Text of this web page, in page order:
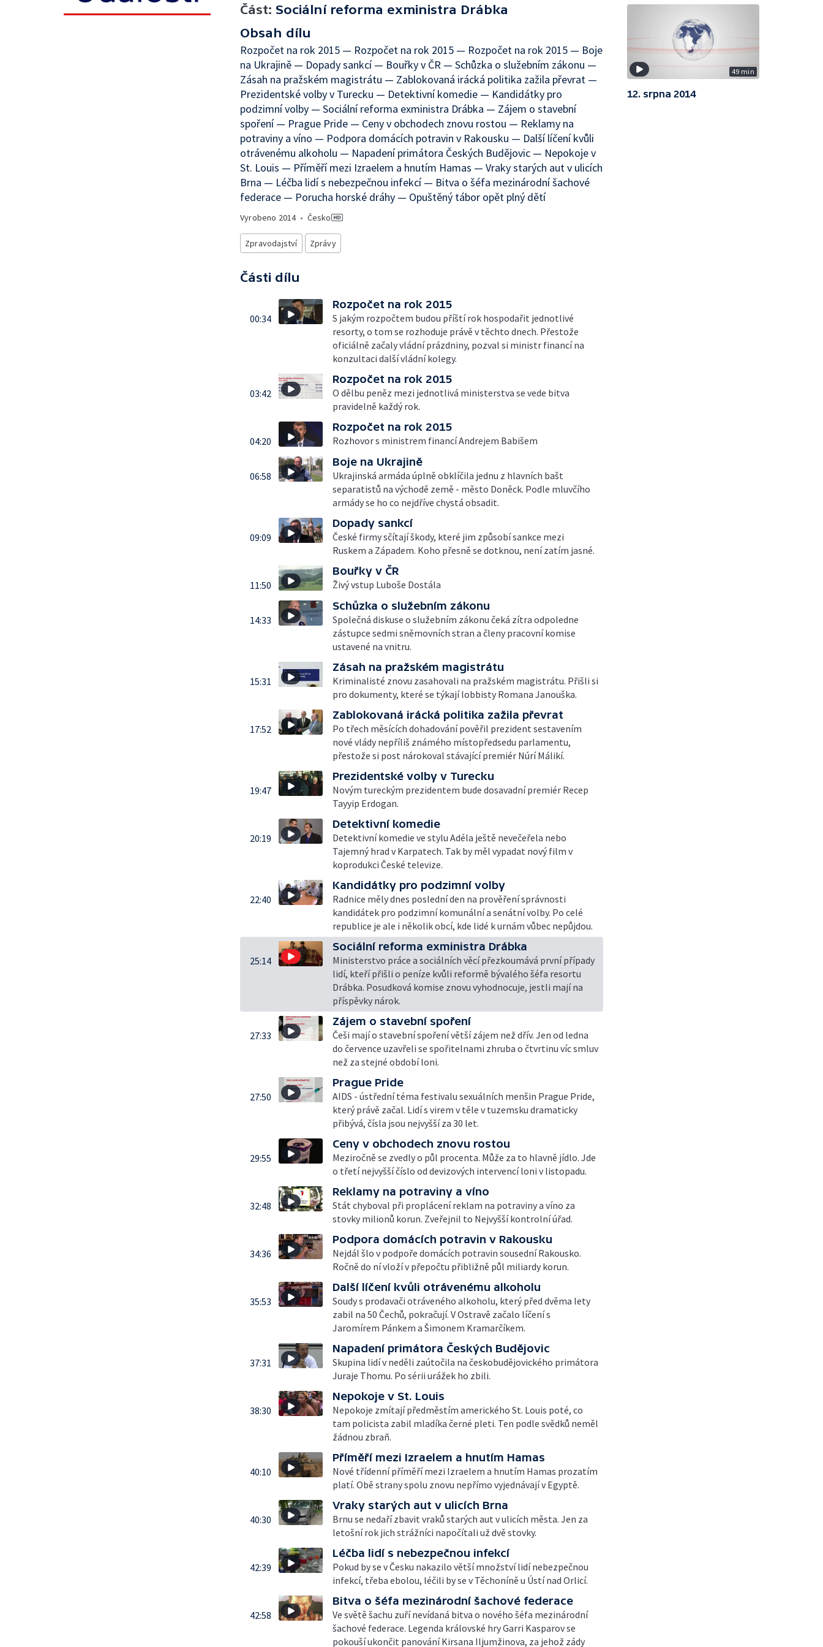
Část: Sociální reforma exministra Drábka
Obsah dílu
Rozpočet na rok 2015 — Rozpočet na rok 2015 — Rozpočet na rok 2015 — Boje
na Ukrajině — Dopady sankcí — Bouřky v ČR — Schůzka o služebním zákonu —
Zásah na pražském magistrátu — Zablokovaná irácká politika zažila převrat —
Prezidentské volby v Turecku — Detektivní komedie — Kandidátky pro
podzimní volby — Sociální reforma exministra Drábka — Zájem o stavební
spoření — Prague Pride — Ceny v obchodech znovu rostou — Reklamy na
potraviny a víno — Podpora domácích potravin v Rakousku — Další líčení kvůli
otrávenému alkoholu — Napadení primátora Českých Budějovic — Nepokoje v
St. Louis — Příměří mezi Izraelem a hnutím Hamas — Vraky starých aut v ulicích
Brna — Léčba lidí s nebezpečnou infekcí — Bitva o šéfa mezinárodní šachové
federace — Porucha horské dráhy — Opuštěný tábor opět plný dětí
Vyrobeno 2014• Česko
Zpravodajství Zprávy
Části dílu
00:34
Rozpočet na rok 2015
S jakým rozpočtem budou příští rok hospodařit jednotlivé
resorty, o tom se rozhoduje právě v těchto dnech. Přestože
oficiálně začaly vládní prázdniny, pozval si ministr financí na
konzultaci další vládní kolegy.
03:42
Rozpočet na rok 2015
O dělbu peněz mezi jednotlivá ministerstva se vede bitva
pravidelně každý rok.
04:20
Rozpočet na rok 2015
Rozhovor s ministrem financí Andrejem Babišem
06:58
Boje na Ukrajině
Ukrajinská armáda úplně obklíčila jednu z hlavních bašt
separatistů na východě země - město Doněck. Podle mluvčího
armády se ho co nejdříve chystá obsadit.
09:09
Dopady sankcí
České firmy sčítají škody, které jim způsobí sankce mezi
Ruskem a Západem. Koho přesně se dotknou, není zatím jasné.
11:50
Bouřky v ČR
Živý vstup Luboše Dostála
14:33
Schůzka o služebním zákonu
Společná diskuse o služebním zákonu čeká zítra odpoledne
zástupce sedmi sněmovních stran a členy pracovní komise
ustavené na vnitru.
15:31
Zásah na pražském magistrátu
Kriminalisté znovu zasahovali na pražském magistrátu. Přišli si
pro dokumenty, které se týkají lobbisty Romana Janouška.
17:52
Zablokovaná irácká politika zažila převrat
Po třech měsících dohadování pověřil prezident sestavením
nové vlády nepříliš známého místopředsedu parlamentu,
přestože si post nárokoval stávající premiér Núrí Málikí.
19:47
Prezidentské volby v Turecku
Novým tureckým prezidentem bude dosavadní premiér Recep
Tayyip Erdogan.
20:19
Detektivní komedie
Detektivní komedie ve stylu Adéla ještě nevečeřela nebo
Tajemný hrad v Karpatech. Tak by měl vypadat nový film v
koprodukci České televize.
22:40
Kandidátky pro podzimní volby
Radnice měly dnes poslední den na prověření správnosti
kandidátek pro podzimní komunální a senátní volby. Po celé
republice je ale i několik obcí, kde lidé k urnám vůbec nepůjdou.
25:14
Sociální reforma exministra Drábka
Ministerstvo práce a sociálních věcí přezkoumává první případy
lidí, kteří přišli o peníze kvůli reformě bývalého šéfa resortu
Drábka. Posudková komise znovu vyhodnocuje, jestli mají na
příspěvky nárok.
27:33
Zájem o stavební spoření
Češi mají o stavební spoření větší zájem než dřív. Jen od ledna
do července uzavřeli se spořitelnami zhruba o čtvrtinu víc smluv
než za stejné období loni.
27:50
Prague Pride
AIDS - ústřední téma festivalu sexuálních menšin Prague Pride,
který právě začal. Lidí s virem v těle v tuzemsku dramaticky
přibývá, čísla jsou nejvyšší za 30 let.
29:55
Ceny v obchodech znovu rostou
Meziročně se zvedly o půl procenta. Může za to hlavně jídlo. Jde
o třetí nejvyšší číslo od devizových intervencí loni v listopadu.
32:48
Reklamy na potraviny a víno
Stát chyboval při proplácení reklam na potraviny a víno za
stovky milionů korun. Zveřejnil to Nejvyšší kontrolní úřad.
34:36
Podpora domácích potravin v Rakousku
Nejdál šlo v podpoře domácích potravin sousední Rakousko.
Ročně do ní vloží v přepočtu přibližně půl miliardy korun.
35:53
Další líčení kvůli otrávenému alkoholu
Soudy s prodavači otráveného alkoholu, který před dvěma lety
zabil na 50 Čechů, pokračují. V Ostravě začalo líčení s
Jaromírem Pánkem a Šimonem Kramarčíkem.
37:31
Napadení primátora Českých Budějovic
Skupina lidí v neděli zaútočila na českobudějovického primátora
Juraje Thomu. Po sérii urážek ho zbili.
38:30
Nepokoje v St. Louis
Nepokoje zmítají předměstím amerického St. Louis poté, co
tam policista zabil mladíka černé pleti. Ten podle svědků neměl
žádnou zbraň.
40:10
Příměří mezi Izraelem a hnutím Hamas
Nové třídenní příměří mezi Izraelem a hnutím Hamas prozatím
platí. Obě strany spolu znovu nepřímo vyjednávají v Egyptě.
40:30
Vraky starých aut v ulicích Brna
Brnu se nedaří zbavit vraků starých aut v ulicích města. Jen za
letošní rok jich strážníci napočítali už dvě stovky.
42:39
Léčba lidí s nebezpečnou infekcí
Pokud by se v Česku nakazilo větší množství lidí nebezpečnou
infekcí, třeba ebolou, léčili by se v Těchoníně u Ústí nad Orlicí.
42:58
Bitva o šéfa mezinárodní šachové federace
Ve světě šachu zuří nevídaná bitva o nového šéfa mezinárodní
šachové federace. Legenda královské hry Garri Kasparov se
pokouší ukončit panování Kirsana Iljumžinova, za jehož zády
49 min
12. srpna 2014